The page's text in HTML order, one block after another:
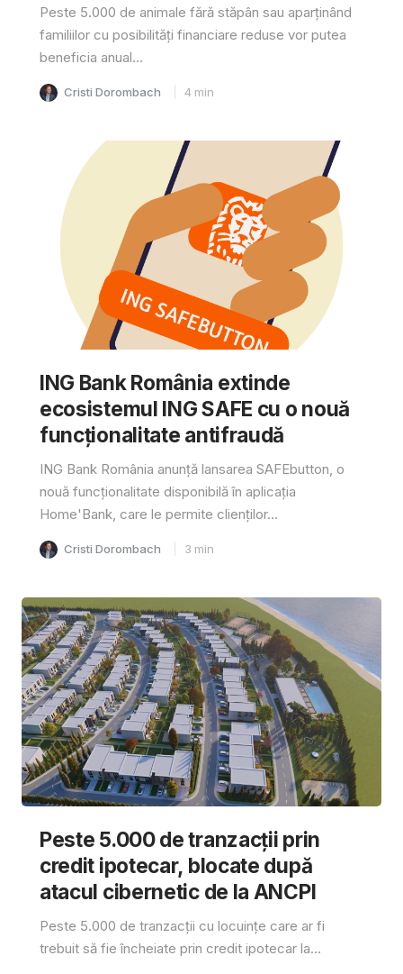
Peste 5.000 de animale fără stăpân sau aparținând
familiilor cu posibilități financiare reduse vor putea
beneficia anual...
Cristi Dorombach 4 min
ING Bank România extinde
ecosistemul ING SAFE cu o nouă
funcționalitate antifraudă
ING Bank România anunță lansarea SAFEbutton, o
nouă funcționalitate disponibilă în aplicația
Home'Bank, care le permite clienților...
Cristi Dorombach 3 min
Peste 5.000 de tranzacții prin
credit ipotecar, blocate după
atacul cibernetic de la ANCPI
Peste 5.000 de tranzacții cu locuințe care ar fi
trebuit să fie încheiate prin credit ipotecar la...